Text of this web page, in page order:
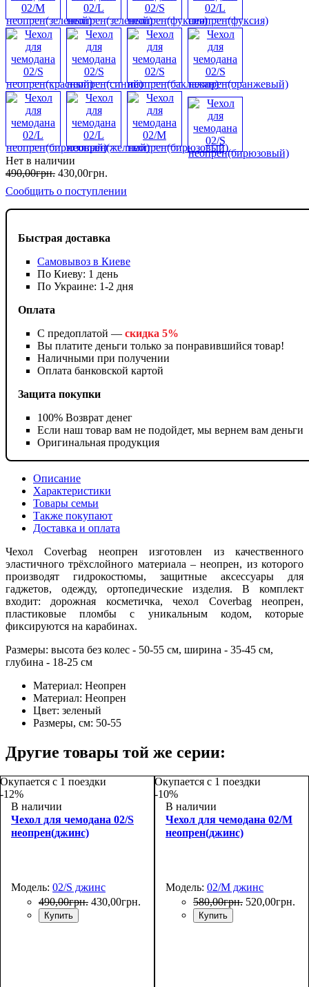
Быстрая доставка
Самовывоз в Киеве
По Киеву: 1 день
По Украине: 1-2 дня
Оплата
С предоплатой — скидка 5%
Вы платите деньги только за понравившийся товар!
Наличными при получении
Оплата банковской картой
Защита покупки
100% Возврат денег
Если наш товар вам не подойдет, мы вернем вам деньги
Оригинальная продукция
Нет в наличии
490,00грн. 430,00грн.
Сообщить о поступлении
Описание
Характеристики
Товары семьи
Также покупают
Доставка и оплата
Чехол Coverbag неопрен изготовлен из качественного
эластичного трёхслойного материала – неопрен, из которого
производят гидрокостюмы, защитные аксессуары для
гаджетов, одежду, ортопедические изделия. В комплект
входит: дорожная косметичка, чехол Coverbag неопрен,
пластиковые пломбы с уникальным кодом, которые
фиксируются на карабинах.
Размеры: высота без колес - 50-55 см, ширина - 35-45 см,
глубина - 18-25 см
Материал: Неопрен
Материал: Неопрен
Цвет: зеленый
Размеры, см: 50-55
Другие товары той же серии:
Окупается с 1 поездки
-12%
В наличии
Чехол для чемодана 02/S
неопрен(джинс)
Модель: 02/S джинс
490,00грн. 430,00грн.
Купить
Окупается с 1 поездки
-10%
В наличии
Чехол для чемодана 02/M
неопрен(джинс)
Модель: 02/M джинс
580,00грн. 520,00грн.
Купить